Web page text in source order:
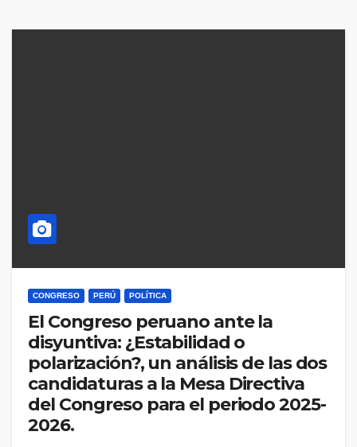
CONGRESO PERÚ POLÍTICA
El Congreso peruano ante la
disyuntiva: ¿Estabilidad o
polarización?, un análisis de las dos
candidaturas a la Mesa Directiva
del Congreso para el periodo 2025-
2026.